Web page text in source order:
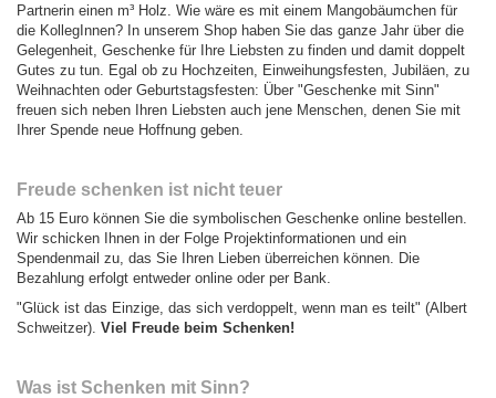
Partnerin einen m³ Holz. Wie wäre es mit einem Mangobäumchen für
die KollegInnen? In unserem Shop haben Sie das ganze Jahr über die
Gelegenheit, Geschenke für Ihre Liebsten zu finden und damit doppelt
Gutes zu tun. Egal ob zu Hochzeiten, Einweihungsfesten, Jubiläen, zu
Weihnachten oder Geburtstagsfesten: Über "Geschenke mit Sinn"
freuen sich neben Ihren Liebsten auch jene Menschen, denen Sie mit
Ihrer Spende neue Hoffnung geben.
Freude schenken ist nicht teuer
Ab 15 Euro können Sie die symbolischen Geschenke online bestellen.
Wir schicken Ihnen in der Folge Projektinformationen und ein
Spendenmail zu, das Sie Ihren Lieben überreichen können. Die
Bezahlung erfolgt entweder online oder per Bank.
"Glück ist das Einzige, das sich verdoppelt, wenn man es teilt" (Albert
Schweitzer). Viel Freude beim Schenken!
Was ist Schenken mit Sinn?